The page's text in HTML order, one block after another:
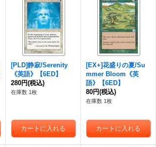
[PLD]静寂/Serenity
《英語》【6ED】
280円(税込)
在庫数 1枚
[EX+]花盛りの夏/Su
mmer Bloom《英
語》【6ED】
80円(税込)
在庫数 1枚